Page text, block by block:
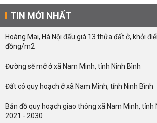
TIN MỚI NHẤT
Hoàng Mai, Hà Nội đấu giá 13 thửa đất ở, khởi
đồng/m2
Đường sẽ mở ở xã Nam Minh, tỉnh Ninh Bình
Đất có quy hoạch ở xã Nam Minh, tỉnh Ninh Bình
Bản đồ quy hoạch giao thông xã Nam Minh, tỉnh
2021 - 2030